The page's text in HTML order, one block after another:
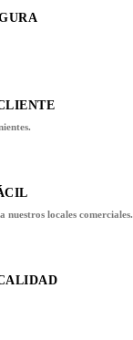
nuestros locales comerciales.